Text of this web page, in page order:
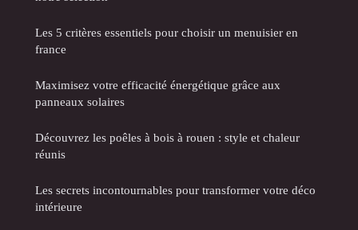
Les 5 critères essentiels pour choisir un menuisier en
france
Maximisez votre efficacité énergétique grâce aux
panneaux solaires
Découvrez les poêles à bois à rouen : style et chaleur
réunis
Les secrets incontournables pour transformer votre déco
intérieure